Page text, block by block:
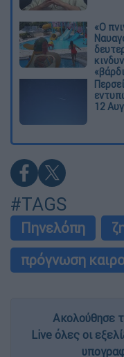
«Ο
12
#TAGS
Πηνελόπη
πρόγνωση
Ακολούθησε
Live όλες οι